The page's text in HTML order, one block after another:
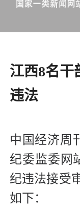
江西8名干
违法
中国经济周
纪委监委网
纪违法接受
如下：